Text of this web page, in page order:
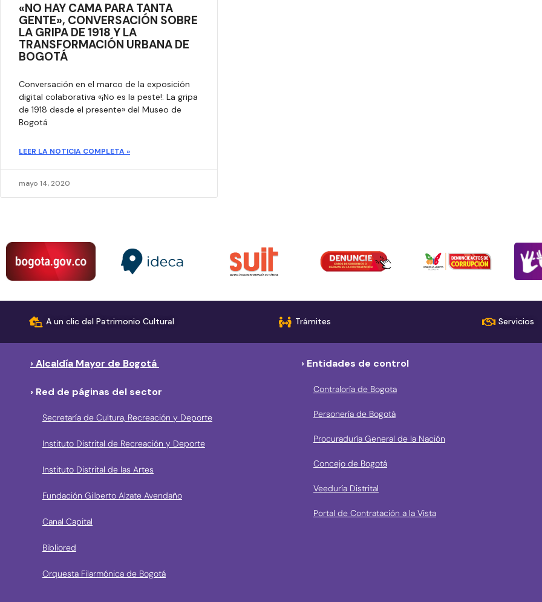
«NO HAY CAMA PARA TANTA
GENTE», CONVERSACIÓN SOBRE
LA GRIPA DE 1918 Y LA
TRANSFORMACIÓN URBANA DE
BOGOTÁ
Conversación en el marco de la exposición
digital colaborativa «¡No es la peste!: La gripa
de 1918 desde el presente» del Museo de
Bogotá
LEER LA NOTICIA COMPLETA »
mayo 14, 2020
A un clic del Patrimonio Cultural Trámites Servicios
› Alcaldía Mayor de Bogotá
› Red de páginas del sector
Secretaría de Cultura, Recreación y Deporte
Instituto Distrital de Recreación y Deporte
Instituto Distrital de las Artes
Fundación Gilberto Alzate Avendaño
Canal Capital
Bibliored
Orquesta Filarmónica de Bogotá
› Entidades de control
Contraloría de Bogota
Personería de Bogotá
Procuraduría General de la Nación
Concejo de Bogotá
Veeduría Distrital
Portal de Contratación a la Vista